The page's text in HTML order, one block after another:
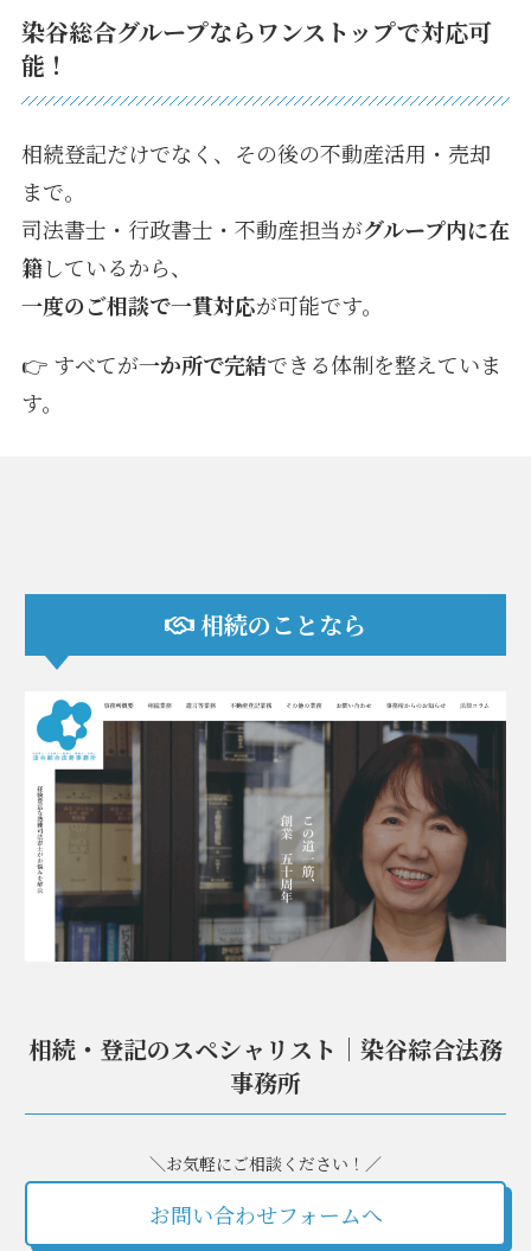
染谷総合グループならワンストップで対応可
能！
相続登記だけでなく、その後の不動産活用・売却
まで。
司法書士・行政書士・不動産担当がグループ内に在
籍しているから、
一度のご相談で一貫対応が可能です。
👉 すべてが一か所で完結できる体制を整えていま
す。
相続のことなら
相続・登記のスペシャリスト｜染谷綜合法務
事務所
＼お気軽にご相談ください！／
お問い合わせフォームへ